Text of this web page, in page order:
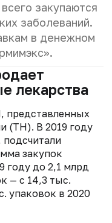
закупаются
заболеваний.
в денежном
лекарства
представленных
(ТН). В 2019 году
закупок
году до 2,1 млрд
— с 14,3 тыс.
упаковок в 2020